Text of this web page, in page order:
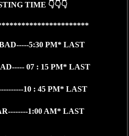
TIME 👇👇👇
5:30 PM* LAST
07 : 15 PM* LAST
10 : 45 PM* LAST
1:00 AM* LAST